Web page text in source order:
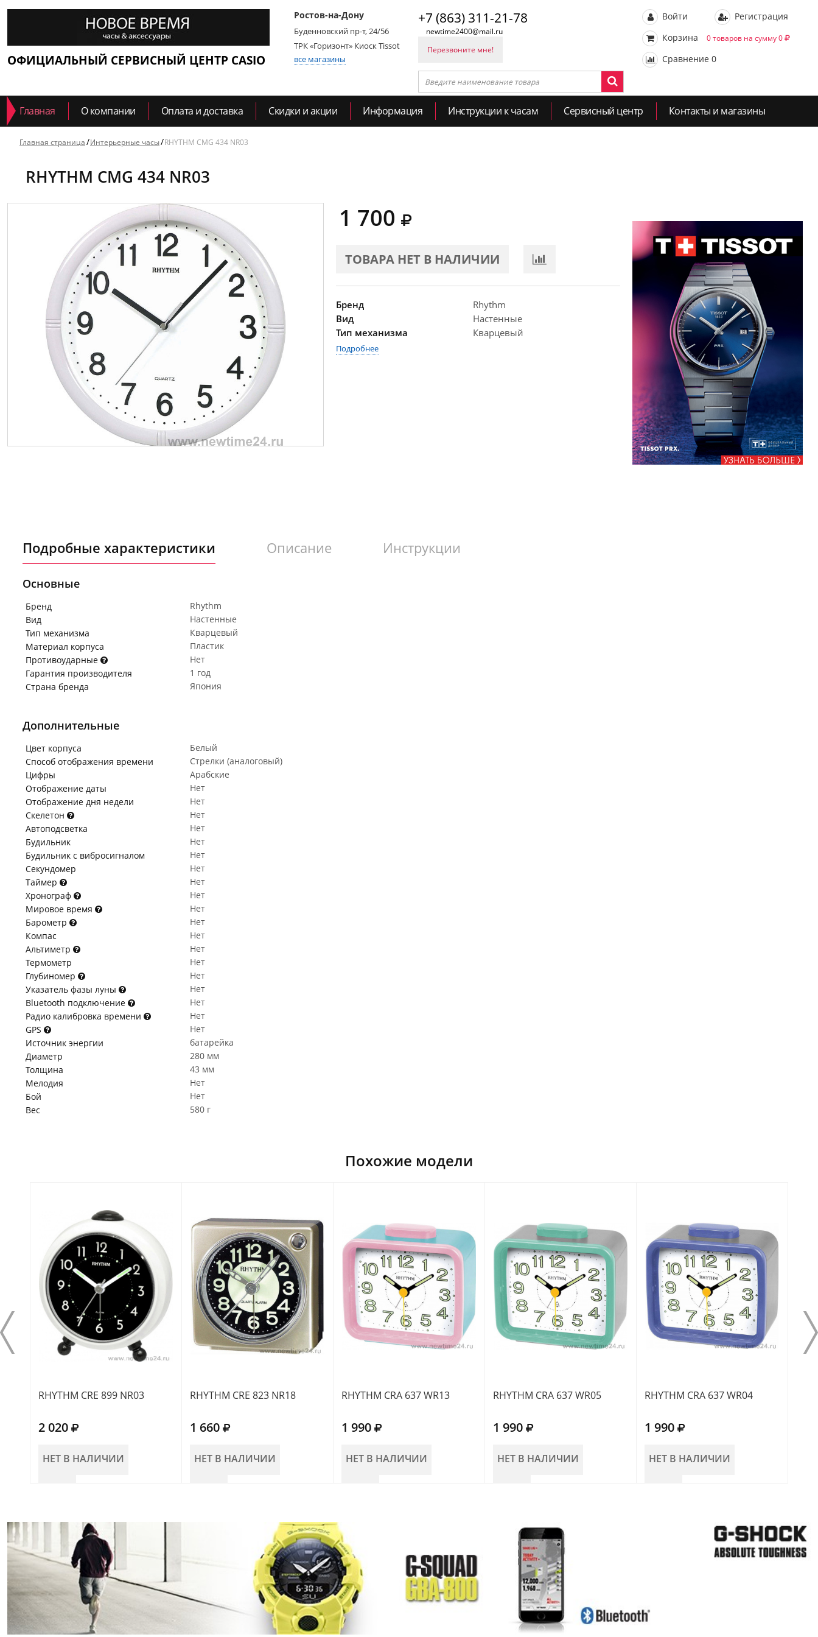
ОФИЦИАЛЬНЫЙ СЕРВИСНЫЙ ЦЕНТР CASIO
Ростов-на-Дону
Буденновский пр-т, 24/56
ТРК «Горизонт» Киоск Tissot
все магазины
+7 (863) 311-21-78
newtime2400@mail.ru
Перезвоните мне!
Войти
Регистрация
Корзина
0 товаров на сумму 0
Сравнение 0
Главная О компании Оплата и доставка Скидки и акции Информация Инструкции к часам Сервисный центр Контакты и магазины
Главная страница Интерьерные часы RHYTHM CMG 434 NR03
RHYTHM CMG 434 NR03
1 700
ТОВАРА НЕТ В НАЛИЧИИ
Бренд
Rhythm
Вид
Настенные
Тип механизма
Кварцевый
Подробнее
Подробные характеристики Описание Инструкции
Основные
Бренд
Rhythm
Вид
Настенные
Тип механизма
Кварцевый
Материал корпуса
Пластик
Противоударные
Нет
Гарантия производителя
1 год
Страна бренда
Япония
Дополнительные
Цвет корпуса
Белый
Способ отображения времени
Стрелки (аналоговый)
Цифры
Арабские
Отображение даты
Нет
Отображение дня недели
Нет
Скелетон
Нет
Автоподсветка
Нет
Будильник
Нет
Будильник с вибросигналом
Нет
Секундомер
Нет
Таймер
Нет
Хронограф
Нет
Мировое время
Нет
Барометр
Нет
Компас
Нет
Альтиметр
Нет
Термометр
Нет
Глубиномер
Нет
Указатель фазы луны
Нет
Bluetooth подключение
Нет
Радио калибровка времени
Нет
GPS
Нет
Источник энергии
батарейка
Диаметр
280 мм
Толщина
43 мм
Мелодия
Нет
Бой
Нет
Вес
580 г
Похожие модели
RHYTHM CRE 899 NR03
2 020
НЕТ В НАЛИЧИИ
RHYTHM CRE 823 NR18
1 660
НЕТ В НАЛИЧИИ
RHYTHM CRA 637 WR13
1 990
НЕТ В НАЛИЧИИ
RHYTHM CRA 637 WR05
1 990
НЕТ В НАЛИЧИИ
RHYTHM CRA 637 WR04
1 990
НЕТ В НАЛИЧИИ